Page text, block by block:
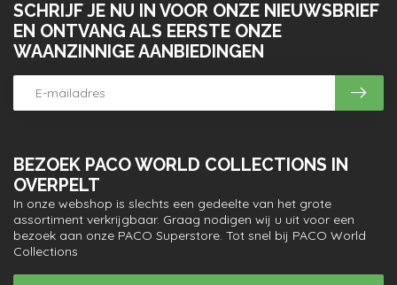
BEZOEK PACO WORLD COLLECTIONS IN
OVERPELT
In onze webshop is slechts een gedeelte van het grote
assortiment verkrijgbaar. Graag nodigen wij u uit voor een
bezoek aan onze PACO Superstore. Tot snel bij PACO World
Collections
SCHRIJF JE NU IN VOOR ONZE NIEUWSBRIEF
EN ONTVANG ALS EERSTE ONZE
WAANZINNIGE AANBIEDINGEN